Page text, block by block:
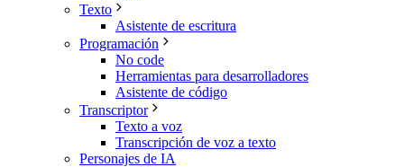
Texto
Asistente de escritura
Programación
No code
Herramientas para desarrolladores
Asistente de código
Transcriptor
Texto a voz
Transcripción de voz a texto
Personajes de IA